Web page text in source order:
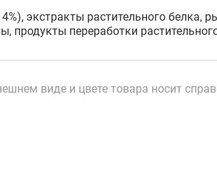
экстракты растительного белка,
продукты переработки
виде и цвете товара носит